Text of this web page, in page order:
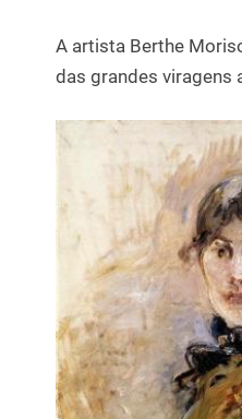
A artista Berthe
das grandes viragens